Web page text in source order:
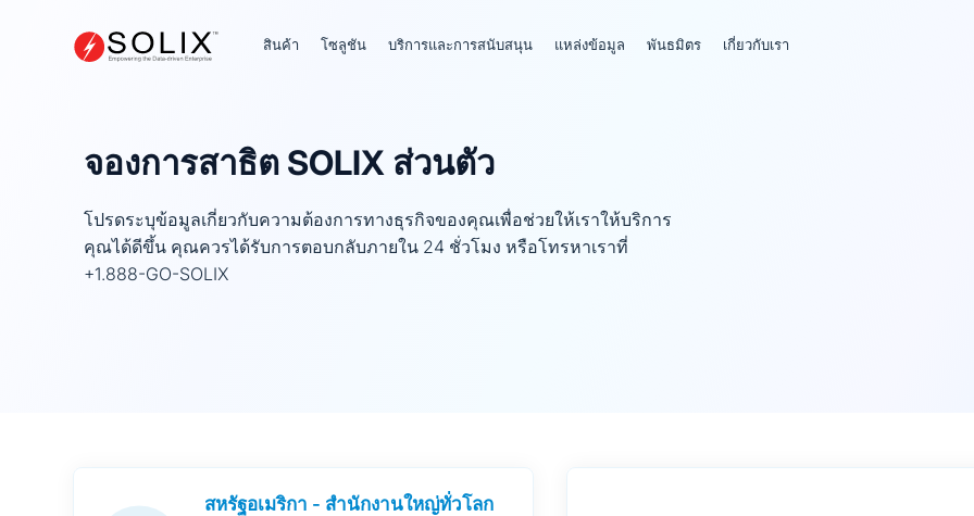
สินค้า โซลูชัน บริการและการสนับสนุน แหล่งข้อมูล พันธมิตร เกี่ยวกับเรา
จองการสาธิต SOLIX ส่วนตัว
โปรดระบุข้อมูลเกี่ยวกับความต้องการทางธุรกิจของคุณเพื่อช่วยให้เราให้บริการ
คุณได้ดีขึ้น คุณควรได้รับการตอบกลับภายใน 24 ชั่วโมง หรือโทรหาเราที่
+1.888-GO-SOLIX
สหรัฐอเมริกา - สำนักงานใหญ่ทั่วโลก